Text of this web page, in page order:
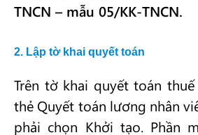
TNCN – mẫu 05/KK-TNCN.
2. Lập tờ khai quyết toán
Trên tờ khai quyết toán thuế
thẻ Quyết toán lương nhân
phải chọn Khởi tạo. Phần